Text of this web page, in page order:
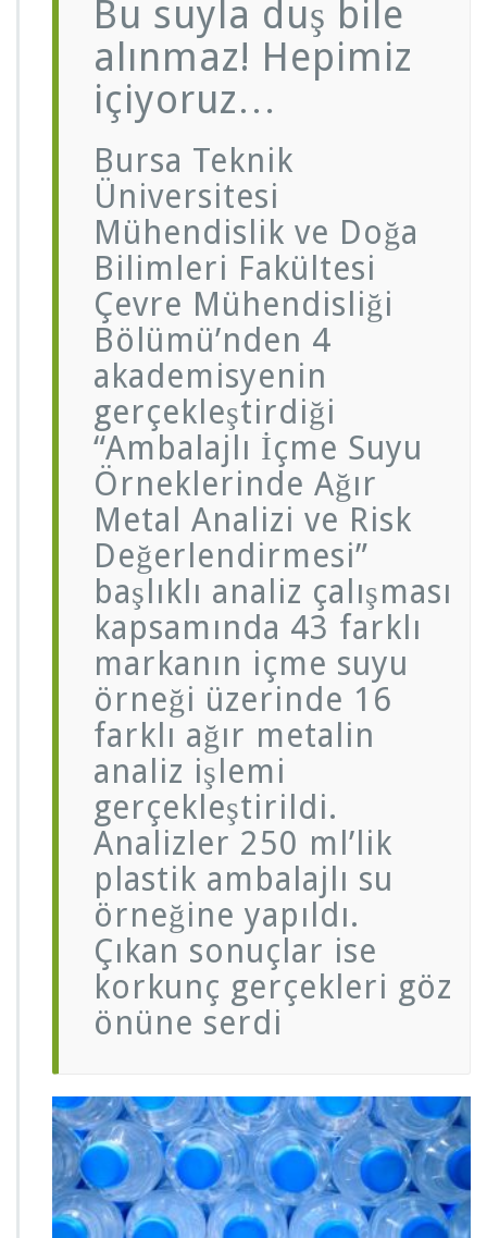
Bu suyla duş bile
alınmaz! Hepimiz
içiyoruz…
Bursa Teknik
Üniversitesi
Mühendislik ve Doğa
Bilimleri Fakültesi
Çevre Mühendisliği
Bölümü’nden 4
akademisyenin
gerçekleştirdiği
“Ambalajlı İçme Suyu
Örneklerinde Ağır
Metal Analizi ve Risk
Değerlendirmesi”
başlıklı analiz çalışması
kapsamında 43 farklı
markanın içme suyu
örneği üzerinde 16
farklı ağır metalin
analiz işlemi
gerçekleştirildi.
Analizler 250 ml’lik
plastik ambalajlı su
örneğine yapıldı.
Çıkan sonuçlar ise
korkunç gerçekleri göz
önüne serdi